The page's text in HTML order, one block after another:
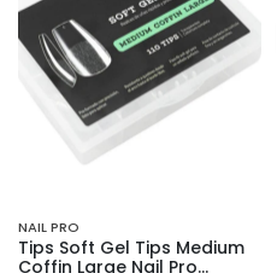
NAIL PRO
Tips Soft Gel Tips Medium
Coffin Large Nail Pro